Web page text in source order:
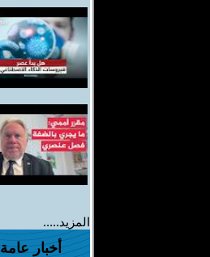
المزيد.....
أخبار عامة